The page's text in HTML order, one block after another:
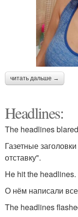
читать дальше →
Headlines:
The headlines
Газетные
отставку".
He hit the headlines.
О нём написали все
The headlines